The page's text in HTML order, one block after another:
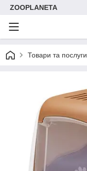
ZOOPLANETA
Товари та послуги